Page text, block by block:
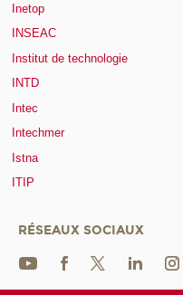
Inetop
INSEAC
Institut de technologie
INTD
Intec
Intechmer
Istna
ITIP
RÉSEAUX SOCIAUX